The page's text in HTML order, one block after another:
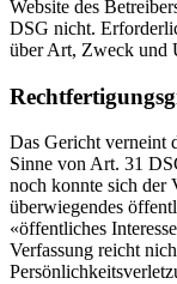
Website des
DSG nicht.
über Art, Zweck und
Das Gericht verneint
Sinne von Art. 31
noch konnte sich der
überwiegendes
«öffentliches
Verfassung reicht